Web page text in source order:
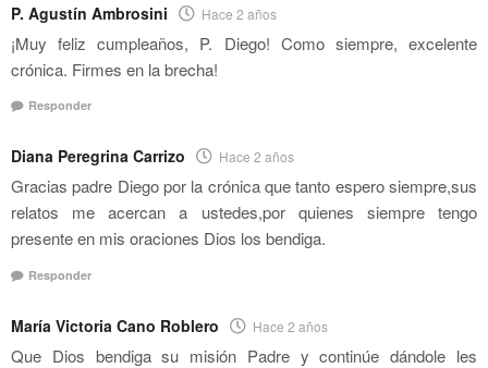
P. Agustín Ambrosini Hace 2 años
¡Muy feliz cumpleaños, P. Diego! Como siempre, excelente
crónica. Firmes en la brecha!
Responder
Diana Peregrina Carrizo Hace 2 años
Gracias padre Diego por la crónica que tanto espero siempre,sus
relatos me acercan a ustedes,por quienes siempre tengo
presente en mis oraciones Dios los bendiga.
Responder
María Victoria Cano Roblero Hace 2 años
Que Dios bendiga su misión Padre y continúe dándole les